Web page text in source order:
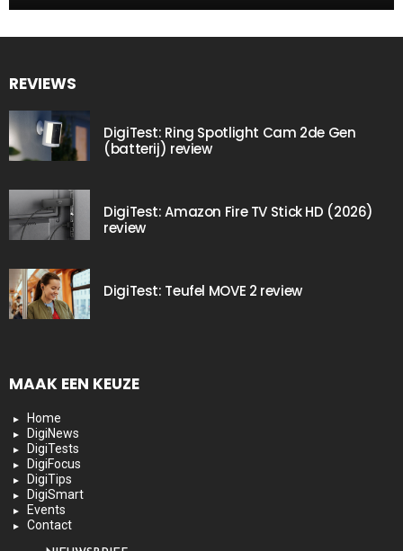
REVIEWS
DigiTest: Ring Spotlight Cam 2de Gen
(batterij) review
DigiTest: Amazon Fire TV Stick HD (2026)
review
DigiTest: Teufel MOVE 2 review
MAAK EEN KEUZE
Home
DigiNews
DigiTests
DigiFocus
DigiTips
DigiSmart
Events
Contact